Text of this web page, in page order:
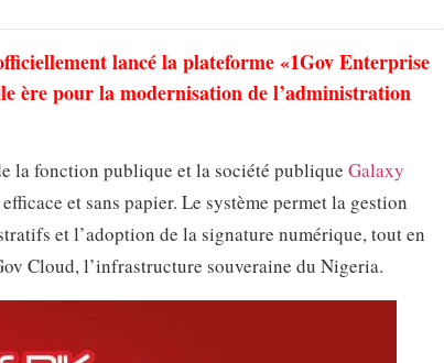
lancé la plateforme «1Gov Enterprise
ère pour la modernisation de l’administration
la fonction publique et la société publique Galaxy
et sans papier. Le système permet la gestion
et l’adoption de la signature numérique, tout en
Cloud, l’infrastructure souveraine du Nigeria.